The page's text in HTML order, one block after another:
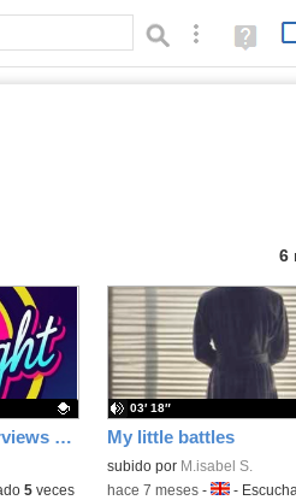
BúsquedaAyuda
(en
6
JMP SPOTLIGHT interviews LORANCA ON AIR CREW in their studio
5veces
My little battles
Contenido educativo.
subido por M.isabel S.
03′ 18″
-hace 7 meses- Idioma:
-